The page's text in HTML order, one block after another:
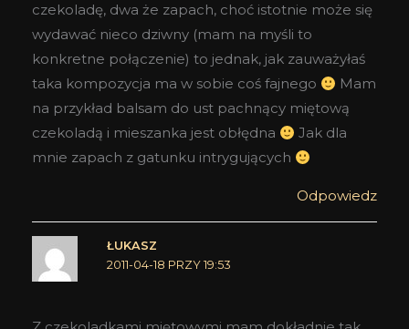
czekoladę, dwa że zapach, choć istotnie może się
wydawać nieco dziwny (mam na myśli to
konkretne połączenie) to jednak, jak zauważyłaś
taka kompozycja ma w sobie coś fajnego
Mam
na przykład balsam do ust pachnący miętową
czekoladą i mieszanka jest obłędna
Jak dla
mnie zapach z gatunku intrygujących
Odpowiedz
ŁUKASZ
2011-04-18 PRZY 19:53